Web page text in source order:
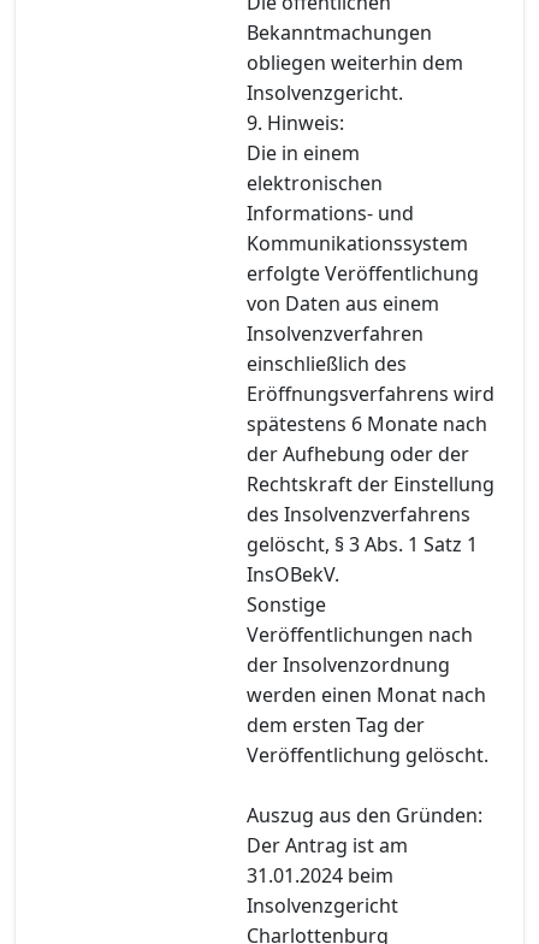
Bekanntmachungen
obliegen weiterhin dem
Insolvenzgericht.
9. Hinweis:
Die in einem
elektronischen
Informations- und
Kommunikationssystem
erfolgte Veröffentlichung
von Daten aus einem
Insolvenzverfahren
einschließlich des
Eröffnungsverfahrens wird
spätestens 6 Monate nach
der Aufhebung oder der
Rechtskraft der Einstellung
des Insolvenzverfahrens
gelöscht, § 3 Abs. 1 Satz 1
InsOBekV.
Sonstige
Veröffentlichungen nach
der Insolvenzordnung
werden einen Monat nach
dem ersten Tag der
Veröffentlichung gelöscht.
Auszug aus den Gründen:
Der Antrag ist am
31.01.2024 beim
Insolvenzgericht
Charlottenburg